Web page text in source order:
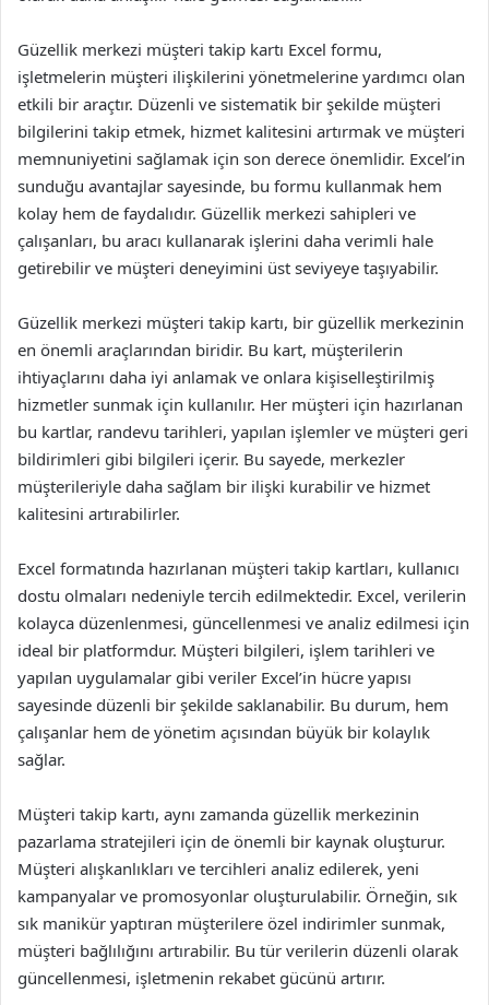
Güzellik merkezi müşteri takip kartı Excel formu,
işletmelerin müşteri ilişkilerini yönetmelerine yardımcı olan
etkili bir araçtır. Düzenli ve sistematik bir şekilde müşteri
bilgilerini takip etmek, hizmet kalitesini artırmak ve müşteri
memnuniyetini sağlamak için son derece önemlidir. Excel’in
sunduğu avantajlar sayesinde, bu formu kullanmak hem
kolay hem de faydalıdır. Güzellik merkezi sahipleri ve
çalışanları, bu aracı kullanarak işlerini daha verimli hale
getirebilir ve müşteri deneyimini üst seviyeye taşıyabilir.
Güzellik merkezi müşteri takip kartı, bir güzellik merkezinin
en önemli araçlarından biridir. Bu kart, müşterilerin
ihtiyaçlarını daha iyi anlamak ve onlara kişiselleştirilmiş
hizmetler sunmak için kullanılır. Her müşteri için hazırlanan
bu kartlar, randevu tarihleri, yapılan işlemler ve müşteri geri
bildirimleri gibi bilgileri içerir. Bu sayede, merkezler
müşterileriyle daha sağlam bir ilişki kurabilir ve hizmet
kalitesini artırabilirler.
Excel formatında hazırlanan müşteri takip kartları, kullanıcı
dostu olmaları nedeniyle tercih edilmektedir. Excel, verilerin
kolayca düzenlenmesi, güncellenmesi ve analiz edilmesi için
ideal bir platformdur. Müşteri bilgileri, işlem tarihleri ve
yapılan uygulamalar gibi veriler Excel’in hücre yapısı
sayesinde düzenli bir şekilde saklanabilir. Bu durum, hem
çalışanlar hem de yönetim açısından büyük bir kolaylık
sağlar.
Müşteri takip kartı, aynı zamanda güzellik merkezinin
pazarlama stratejileri için de önemli bir kaynak oluşturur.
Müşteri alışkanlıkları ve tercihleri analiz edilerek, yeni
kampanyalar ve promosyonlar oluşturulabilir. Örneğin, sık
sık manikür yaptıran müşterilere özel indirimler sunmak,
müşteri bağlılığını artırabilir. Bu tür verilerin düzenli olarak
güncellenmesi, işletmenin rekabet gücünü artırır.